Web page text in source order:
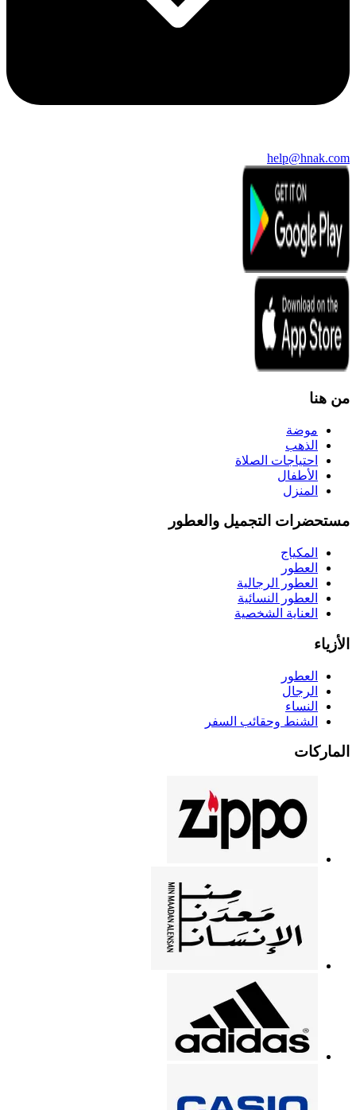
help@hnak.com
من هنا
موضة
الذهب
احتياجات الصلاة
الأطفال
المنزل
مستحضرات التجميل والعطور
المكياج
العطور
العطور الرجالية
العطور النسائية
العناية الشخصية
الأزياء
العطور
الرجال
النساء
الشنط وحقائب السفر
الماركات